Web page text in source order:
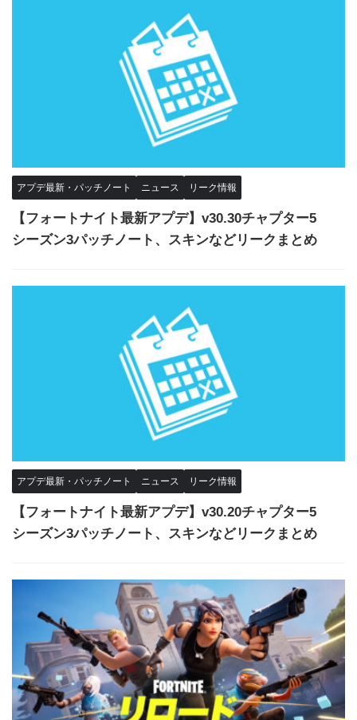
アプデ最新・パッチノート ニュース リーク情報
【フォートナイト最新アプデ】v30.30チャプター5
シーズン3パッチノート、スキンなどリークまとめ
アプデ最新・パッチノート ニュース リーク情報
【フォートナイト最新アプデ】v30.20チャプター5
シーズン3パッチノート、スキンなどリークまとめ